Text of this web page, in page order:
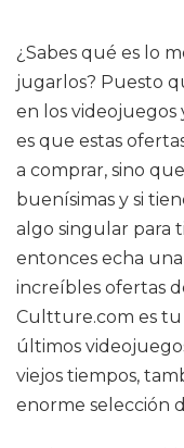
¿Sabes qué es lo
jugarlos? Puesto
en los videojuegos
es que estas
a comprar, sino
buenísimas y si
algo singular para
entonces echa
increíbles ofertas
Cultture.com es tu
últimos
viejos tiempos,
enorme selección